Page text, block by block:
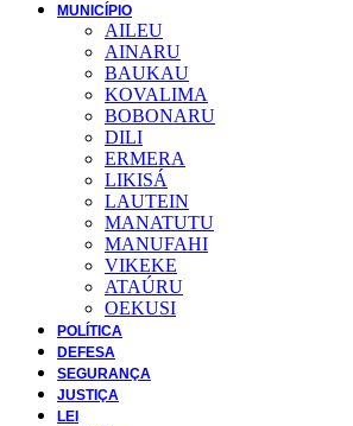
MUNICÍPIO
AILEU
AINARU
BAUKAU
KOVALIMA
BOBONARU
DILI
ERMERA
LIKISÁ
LAUTEIN
MANATUTU
MANUFAHI
VIKEKE
ATAÚRU
OEKUSI
POLÍTICA
DEFESA
SEGURANÇA
JUSTIÇA
LEI